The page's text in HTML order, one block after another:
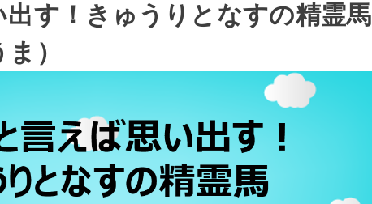
す！きゅうりとなすの精霊馬
）